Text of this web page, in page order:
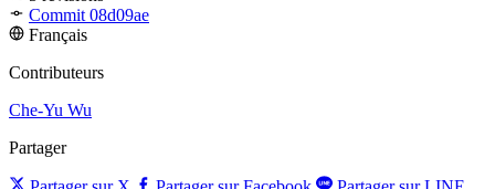
Commit 08d09ae
Français
Contributeurs
Che-Yu Wu
Partager